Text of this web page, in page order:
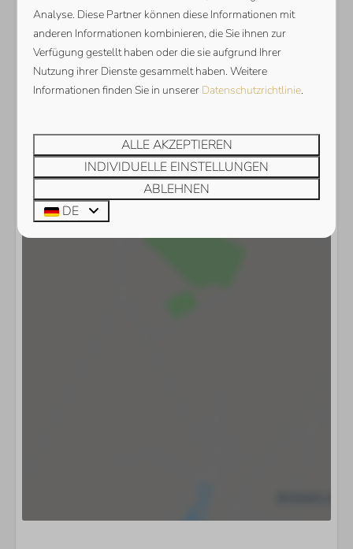
Karte anzeigen
Analyse. Diese Partner können diese Informationen mit
anderen Informationen kombinieren, die Sie ihnen zur
Verfügung gestellt haben oder die sie aufgrund Ihrer
Nutzung ihrer Dienste gesammelt haben. Weitere
Informationen finden Sie in unserer Datenschutzrichtlinie.
ALLE AKZEPTIEREN
INDIVIDUELLE EINSTELLUNGEN
ABLEHNEN
DE